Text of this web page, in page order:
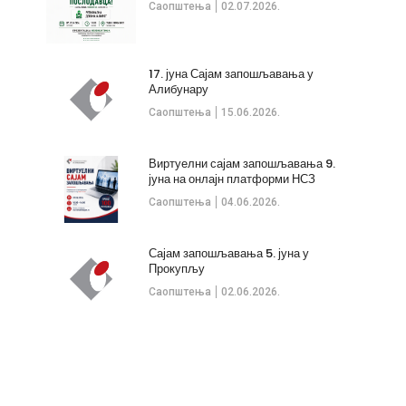
Саопштења 02.07.2026.
Саопштења 15.06.2026.
17. јуна Сајам запошљавања у
Алибунару
Саопштења 04.06.2026.
Виртуелни сајам запошљавања 9.
јуна на онлајн платформи НСЗ
Саопштења 02.06.2026.
Сајам запошљавања 5. јуна у
Прокупљу